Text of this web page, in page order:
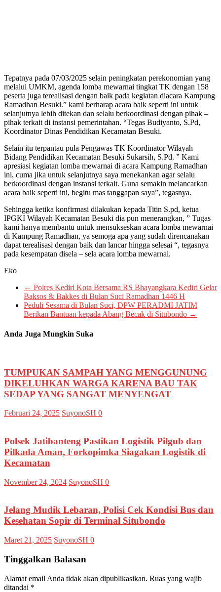
Tepatnya pada 07/03/2025 selain peningkatan perekonomian yang
melalui UMKM, agenda lomba mewarnai tingkat TK dengan 158
peserta juga terealisasi dengan baik pada kegiatan diacara Kampung
Ramadhan Besuki.” kami berharap acara baik seperti ini untuk
selanjutnya lebih ditekan dan selalu berkoordinasi dengan pihak –
pihak terkait di instansi pemerintahan. “Tegas Budiyanto, S.Pd,
Koordinator Dinas Pendidikan Kecamatan Besuki.
Selain itu terpantau pula Pengawas TK Koordinator Wilayah
Bidang Pendidikan Kecamatan Besuki Sukarsih, S.Pd. ” Kami
apresiasi kegiatan lomba mewarnai di acara Kampung Ramadhan
ini, cuma jika untuk selanjutnya saya menekankan agar selalu
berkoordinasi dengan instansi terkait. Guna semakin melancarkan
acara baik seperti ini, begitu mas tanggapan saya”, tegasnya.
Sehingga ketika konfirmasi dilakukan kepada Titin S.pd, ketua
IPGKI Wilayah Kecamatan Besuki dia pun menerangkan, ” Tugas
kami hanya membantu untuk mensukseskan acara lomba mewarnai
di Kampung Ramadhan, ya semoga apa yang sudah direncanakan
dapat terealisasi dengan baik dan lancar hingga selesai “, tegasnya
pada kesempatan disela – sela acara lomba mewarnai.
Eko
← Polres Kediri Kota Bersama RS Bhayangkara Kediri Gelar
Baksos & Bakkes di Bulan Suci Ramadhan 1446 H
Peduli Sesama di Bulan Suci, DPW PERADMI JATIM
Berikan Bantuan kepada Abang Becak di Situbondo →
Anda Juga Mungkin Suka
TUMPUKAN SAMPAH YANG MENGGUNUNG
DIKELUHKAN WARGA KARENA BAU TAK
SEDAP YANG SANGAT MENYENGAT
Februari 24, 2025 SuyonoSH 0
Polsek Jatibanteng Pastikan Logistik Pilgub dan
Pilkada Aman, Forkopimka Siagakan Logistik di
Kecamatan
November 24, 2024 SuyonoSH 0
Jelang Mudik Lebaran, Polisi Cek Kondisi Bus dan
Kesehatan Sopir di Terminal Situbondo
Maret 21, 2025 SuyonoSH 0
Tinggalkan Balasan
Alamat email Anda tidak akan dipublikasikan. Ruas yang wajib
ditandai *